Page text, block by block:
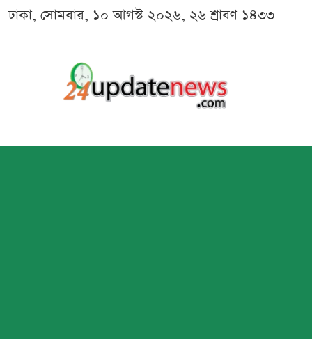
ঢাকা, সোমবার, ১০ আগস্ট ২০২৬, ২৬ শ্রাবণ ১৪৩৩